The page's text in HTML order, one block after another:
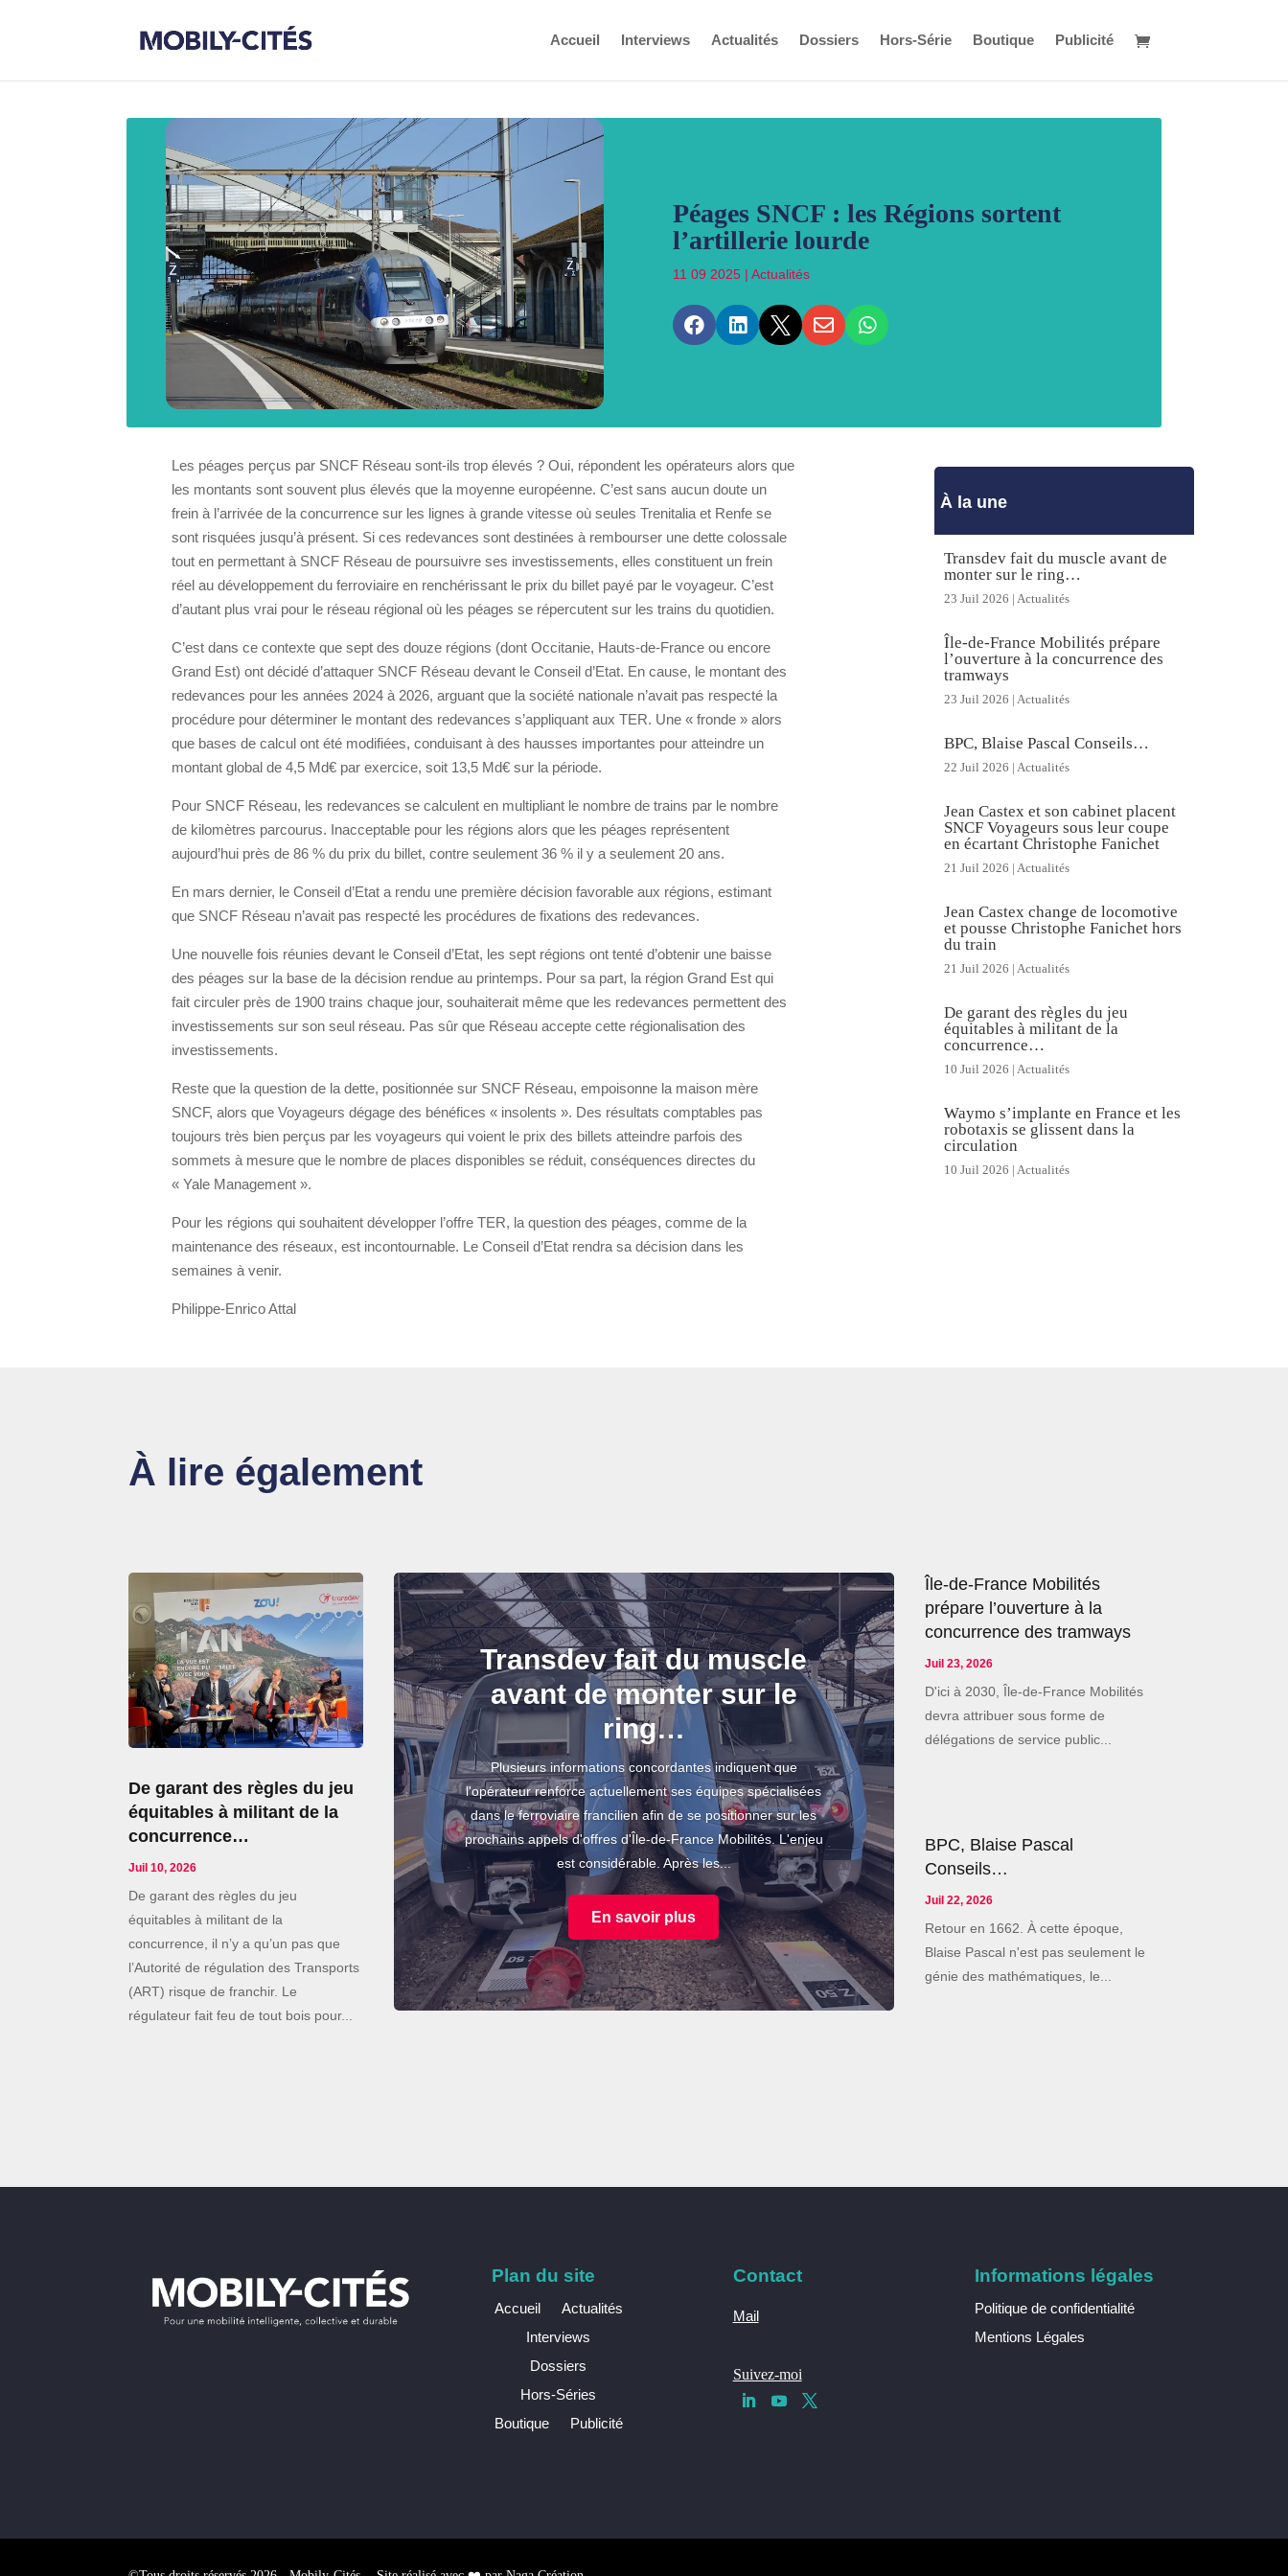
Accueil Interviews Actualités Dossiers Hors-Série Boutique Publicité
Péages SNCF : les Régions sortent
l’artillerie lourde
11 09 2025| Actualités
    
Les péages perçus par SNCF Réseau sont-ils trop élevés ? Oui, répondent les opérateurs alors que
les montants sont souvent plus élevés que la moyenne européenne. C’est sans aucun doute un
frein à l’arrivée de la concurrence sur les lignes à grande vitesse où seules Trenitalia et Renfe se
sont risquées jusqu’à présent. Si ces redevances sont destinées à rembourser une dette colossale
tout en permettant à SNCF Réseau de poursuivre ses investissements, elles constituent un frein
réel au développement du ferroviaire en renchérissant le prix du billet payé par le voyageur. C’est
d’autant plus vrai pour le réseau régional où les péages se répercutent sur les trains du quotidien.
C’est dans ce contexte que sept des douze régions (dont Occitanie, Hauts-de-France ou encore
Grand Est) ont décidé d’attaquer SNCF Réseau devant le Conseil d’Etat. En cause, le montant des
redevances pour les années 2024 à 2026, arguant que la société nationale n’avait pas respecté la
procédure pour déterminer le montant des redevances s’appliquant aux TER. Une « fronde » alors
que bases de calcul ont été modifiées, conduisant à des hausses importantes pour atteindre un
montant global de 4,5 Md€ par exercice, soit 13,5 Md€ sur la période.
Pour SNCF Réseau, les redevances se calculent en multipliant le nombre de trains par le nombre
de kilomètres parcourus. Inacceptable pour les régions alors que les péages représentent
aujourd’hui près de 86 % du prix du billet, contre seulement 36 % il y a seulement 20 ans.
En mars dernier, le Conseil d’Etat a rendu une première décision favorable aux régions, estimant
que SNCF Réseau n’avait pas respecté les procédures de fixations des redevances.
Une nouvelle fois réunies devant le Conseil d’Etat, les sept régions ont tenté d’obtenir une baisse
des péages sur la base de la décision rendue au printemps. Pour sa part, la région Grand Est qui
fait circuler près de 1900 trains chaque jour, souhaiterait même que les redevances permettent des
investissements sur son seul réseau. Pas sûr que Réseau accepte cette régionalisation des
investissements.
Reste que la question de la dette, positionnée sur SNCF Réseau, empoisonne la maison mère
SNCF, alors que Voyageurs dégage des bénéfices « insolents ». Des résultats comptables pas
toujours très bien perçus par les voyageurs qui voient le prix des billets atteindre parfois des
sommets à mesure que le nombre de places disponibles se réduit, conséquences directes du
« Yale Management ».
Pour les régions qui souhaitent développer l’offre TER, la question des péages, comme de la
maintenance des réseaux, est incontournable. Le Conseil d’Etat rendra sa décision dans les
semaines à venir.
Philippe-Enrico Attal
À la une
Transdev fait du muscle avant de
monter sur le ring…
23 Juil 2026 | Actualités
Île-de-France Mobilités prépare
l’ouverture à la concurrence des
tramways
23 Juil 2026 | Actualités
BPC, Blaise Pascal Conseils…
22 Juil 2026 | Actualités
Jean Castex et son cabinet placent
SNCF Voyageurs sous leur coupe
en écartant Christophe Fanichet
21 Juil 2026 | Actualités
Jean Castex change de locomotive
et pousse Christophe Fanichet hors
du train
21 Juil 2026 | Actualités
De garant des règles du jeu
équitables à militant de la
concurrence…
10 Juil 2026 | Actualités
Waymo s’implante en France et les
robotaxis se glissent dans la
circulation
10 Juil 2026 | Actualités
À lire également
De garant des règles du jeu
équitables à militant de la
concurrence…
Juil 10, 2026
De garant des règles du jeu
équitables à militant de la
concurrence, il n’y a qu’un pas que
l’Autorité de régulation des Transports
(ART) risque de franchir. Le
régulateur fait feu de tout bois pour...
Transdev fait du muscle
avant de monter sur le
ring…
Plusieurs informations concordantes indiquent que
l'opérateur renforce actuellement ses équipes spécialisées
dans le ferroviaire francilien afin de se positionner sur les
prochains appels d'offres d'Île-de-France Mobilités. L'enjeu
est considérable. Après les...
En savoir plus
Île-de-France Mobilités
prépare l’ouverture à la
concurrence des tramways
Juil 23, 2026
D'ici à 2030, Île-de-France Mobilités
devra attribuer sous forme de
délégations de service public...
BPC, Blaise Pascal
Conseils…
Juil 22, 2026
Retour en 1662. À cette époque,
Blaise Pascal n'est pas seulement le
génie des mathématiques, le...
Plan du site
Accueil
Actualités
Interviews
Dossiers
Hors-Séries
Boutique
Publicité
Contact
Mail
Suivez-moi
Informations légales
Politique de confidentialité
Mentions Légales